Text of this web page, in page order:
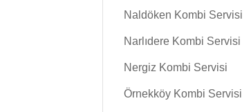
Naldöken Kombi Servisi
Narlıdere Kombi Servisi
Nergiz Kombi Servisi
Örnekköy Kombi Servisi